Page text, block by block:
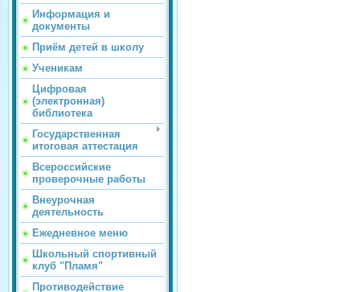
Информация и
документы
Приём детей в школу
Ученикам
Цифровая
(электронная)
библиотека
Государственная
итоговая аттестация
Всероссийские
проверочные работы
Внеурочная
деятельность
Ежедневное меню
Школьный спортивный
клуб "Пламя"
Противодействие